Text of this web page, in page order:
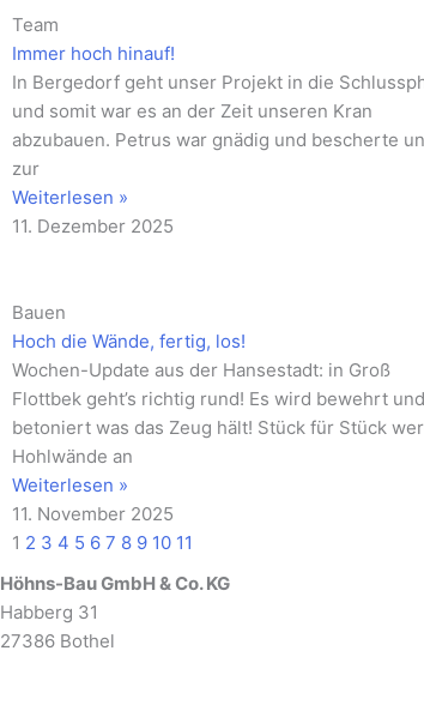
Team
Immer hoch hinauf!
In Bergedorf geht unser Projekt in die
und somit war es an der Zeit unseren Kran
abzubauen. Petrus war gnädig und bescherte
zur
Weiterlesen »
11. Dezember 2025
Bauen
Hoch die Wände, fertig, los!
Wochen-Update aus der Hansestadt: in Groß
Flottbek geht’s richtig rund! Es wird bewehrt und
betoniert was das Zeug hält! Stück für Stück
Hohlwände an
Weiterlesen »
11. November 2025
1 2 3 4 5 6 7 8 9 10 11
Höhns-Bau GmbH & Co. KG
Habberg 31
27386 Bothel